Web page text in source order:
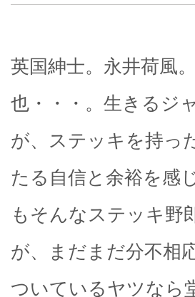
英国紳士。永井荷風
也・・・。生きるジ
が、ステッキを持っ
たる自信と余裕を感
もそんなステッキ野
が、まだまだ分不相
ついているヤツなら